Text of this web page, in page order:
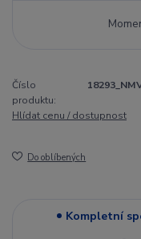
Číslo
produktu:
Hlídat cenu / dostupnost
Do oblíbených
Kompletní